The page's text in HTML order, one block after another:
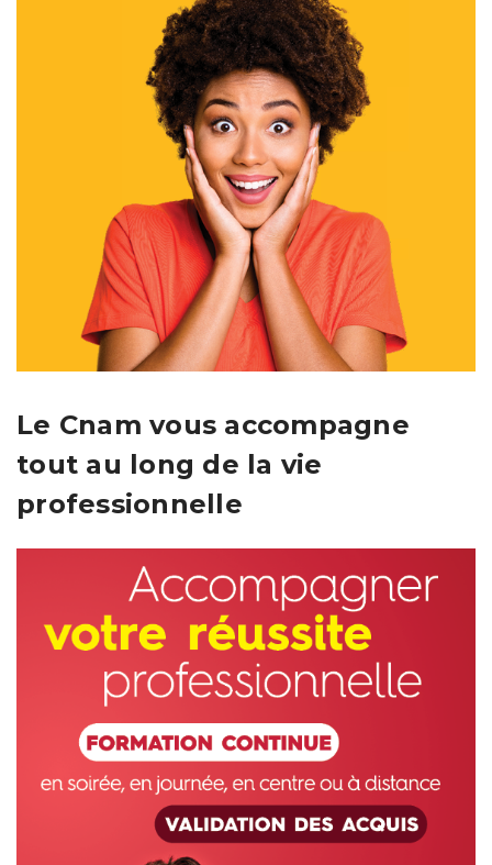
Le Cnam vous accompagne
tout au long de la vie
professionnelle